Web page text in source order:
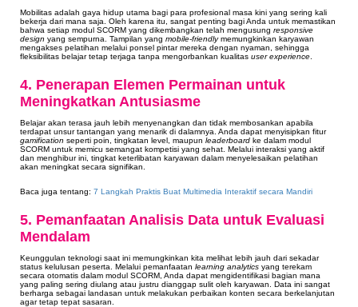
Mobilitas adalah gaya hidup utama bagi para profesional masa kini yang sering kali
bekerja dari mana saja. Oleh karena itu, sangat penting bagi Anda untuk memastikan
bahwa setiap modul SCORM yang dikembangkan telah mengusung responsive
design yang sempurna. Tampilan yang mobile-friendlymemungkinkan karyawan
mengakses pelatihan melalui ponsel pintar mereka dengan nyaman, sehingga
fleksibilitas belajar tetap terjaga tanpa mengorbankan kualitas user experience
4. Penerapan Elemen Permainan untuk
Meningkatkan Antusiasme
Belajar akan terasa jauh lebih menyenangkan dan tidak membosankan apabila
terdapat unsur tantangan yang menarik di dalamnya. Anda dapat menyisipkan fitur
gamification seperti poin, tingkatan level, maupun leaderboard ke dalam modul
SCORM untuk memicu semangat kompetisi yang sehat. Melalui interaksi yang aktif
dan menghibur ini, tingkat keterlibatan karyawan dalam menyelesaikan pelatihan
akan meningkat secara signifikan.
Baca juga tentang: 7 Langkah Praktis Buat Multimedia Interaktif secara Mandiri
5. Pemanfaatan Analisis Data untuk Evaluasi
Mendalam
Keunggulan teknologi saat ini memungkinkan kita melihat lebih jauh dari sekadar
status kelulusan peserta. Melalui pemanfaatan learning analytics yang terekam
secara otomatis dalam modul SCORM, Anda dapat mengidentifikasi bagian mana
yang paling sering diulang atau justru dianggap sulit oleh karyawan. Data ini sangat
berharga sebagai landasan untuk melakukan perbaikan konten secara berkelanjutan
agar tetap tepat sasaran.